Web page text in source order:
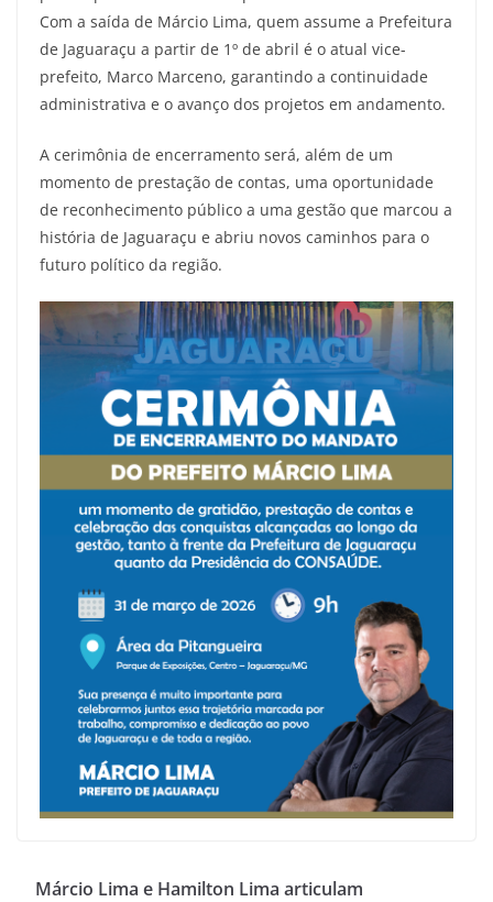
Com a saída de Márcio Lima, quem assume a Prefeitura
de Jaguaraçu a partir de 1º de abril é o atual vice-
prefeito, Marco Marceno, garantindo a continuidade
administrativa e o avanço dos projetos em andamento.
A cerimônia de encerramento será, além de um
momento de prestação de contas, uma oportunidade
de reconhecimento público a uma gestão que marcou a
história de Jaguaraçu e abriu novos caminhos para o
futuro político da região.
Márcio Lima e Hamilton Lima articulam